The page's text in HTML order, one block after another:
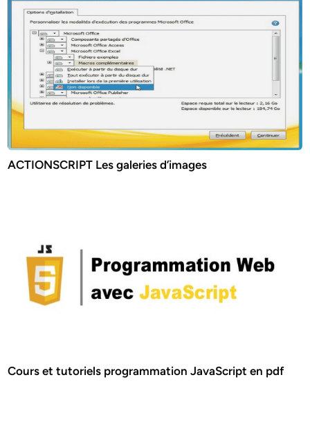
ACTIONSCRIPT Les galeries d’images
Cours et tutoriels programmation JavaScript en pdf